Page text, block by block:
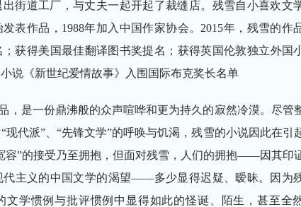
出街道工厂，与丈夫一起开起了裁缝店。残雪自小喜欢文
表作品，1988年加入中国作家协会。2015年，残雪的作
获得美国最佳翻译图书奖提名；获得英国伦敦独立外国
说《新世纪爱情故事》入围国际布克奖长名单
，是一份鼎沸般的众声喧哗和更为持久的寂然冷漠。尽管
现代派”、“先锋文学”的呼唤与饥渴，残雪的小说因此在引
容”的接受乃至拥抱，但面对残雪，人们的拥抱——因其印
代主义的中国文学的渴望——多少显得迟疑、暧昧。因为
文学惯例与批评惯例中显得如此的怪诞、陌生，甚至全